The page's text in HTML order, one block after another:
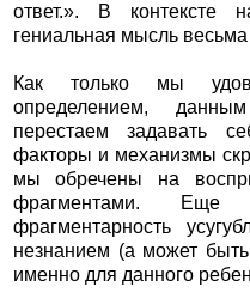
ответ.». В контексте
гениальная мысль весьма
Как только мы
определением,
перестаем задавать
факторы и механизмы
мы обречены на
фрагментами. Еще
фрагментарность
незнанием (а может
именно для данного